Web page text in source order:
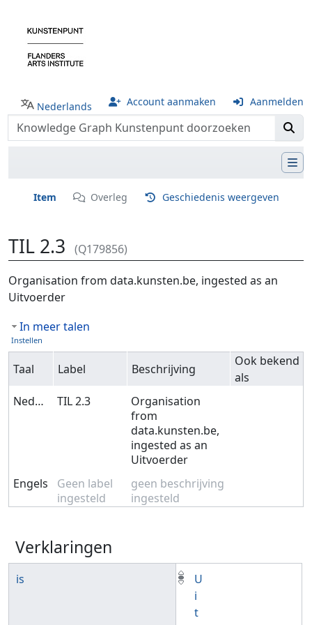
Nederlands Account aanmaken Aanmelden
Item Overleg Geschiedenis weergeven
TIL 2.3 (Q179856)
Ga naar:navigatie,zoeken
Organisation from data.kunsten.be, ingested as an
Uitvoerder
In meer talen
Instellen
Taal Label Beschrijving
Ook bekend
als
Nederlands
TIL 2.3
Organisation
from
data.kunsten.be,
ingested as an
Uitvoerder
Engels
Geen label
ingesteld
geen beschrijving
ingesteld
Verklaringen
is
U
i
t